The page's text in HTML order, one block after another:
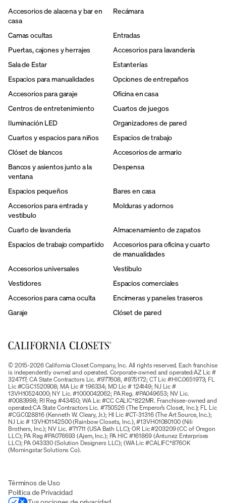
Accesorios de alacena y bar en
casa
Recámara
Camas ocultas
Entradas
Puertas, cajones y herrajes
Accesorios para lavandería
Sala de Estar
Estanterías
Espacios para manualidades
Opciones de entrepaños
Accesorios para garaje
Oficina en casa
Centros de entretenimiento
Cuartos de juegos
Iluminación LED
Organizadores de pared
Cuartos y espacios para niños
Espacios de trabajo
Clóset de blancos
Accesorios de armario
Bancos y asientos junto a la
ventana
Despensa
Espacios pequeños
Bares en casa
Accesorios para entrada y
vestibulo
Molduras y adornos
Cuarto de lavandería
Almacenamiento de zapatos
Espacios de trabajo compartido
Accesorios para oficina y cuarto
de manualidades
Accesorios universales
Vestibulo
Vestidores
Espacios comerciales
Accesorios para cama oculta
Encimeras y paneles traseros
Garaje
Clóset de pared
© 2015-2026 California Closet Company, Inc. All rights reserved. Each franchise
is independently owned and operated. Corporate-owned and operated:AZ Lic #
324717; CA State Contractors Lic. #977608, #875172; CT Lic #HIC.0651973; FL
Lic #CGC1520908; MA Lic # 196334; MD Lic # 124149; NJ Lic #
13VH10524000; NY Lic. #1000042062; PA Reg. #PA049653; NV Lic.
#0083998; RI Reg #43450; WA Lic #CC CALIC*822MR. Franchisee-owned and
operated:CA State Contractors Lic. #750526 (The Emperor’s Closet, Inc.); FL Lic
#CGC028816 (Kenneth W. Cleary, Jr.); HI Lic #CT-31316 (The Art Source, Inc.);
NJ Lic # 13VH01142500 (Rainbow Closets, Inc.), #13VH01080100 (Nili
Brothers, Inc.); NV Lic. #71711 (USA Bath LLC); OR Lic #203209 (CC of Oregon
LLC); PA Reg #PA076693 (Ajem, Inc.); PA HIC #161869 (Antunez Enterprises
LLC); PA 043330 (Solution Designers LLC); (WA Lic #CALIFC*876OK
(Morningstar Solutions Co).
Términos de Uso
Política de Privacidad